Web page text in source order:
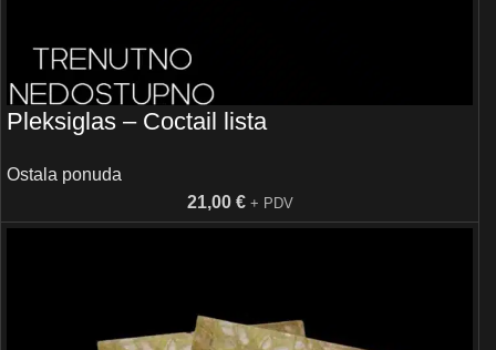
Pleksiglas – Coctail lista
Ostala ponuda
21,00 € + PDV